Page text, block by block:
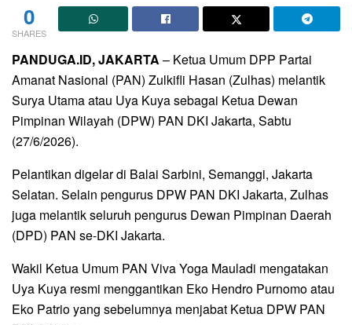
0
SHARES
PANDUGA.ID, JAKARTA – Ketua Umum DPP Partai
Amanat Nasional (PAN) Zulkifli Hasan (Zulhas) melantik
Surya Utama atau Uya Kuya sebagai Ketua Dewan
Pimpinan Wilayah (DPW) PAN DKI Jakarta, Sabtu
(27/6/2026).
Pelantikan digelar di Balai Sarbini, Semanggi, Jakarta
Selatan. Selain pengurus DPW PAN DKI Jakarta, Zulhas
juga melantik seluruh pengurus Dewan Pimpinan Daerah
(DPD) PAN se-DKI Jakarta.
Wakil Ketua Umum PAN Viva Yoga Mauladi mengatakan
Uya Kuya resmi menggantikan Eko Hendro Purnomo atau
Eko Patrio yang sebelumnya menjabat Ketua DPW PAN